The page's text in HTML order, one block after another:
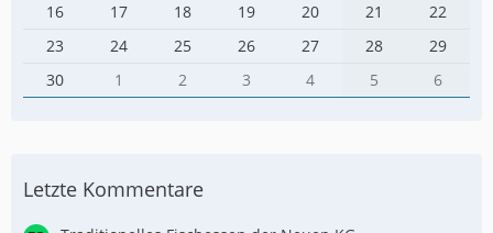
16
17 18 19 20 21
22
23
24 25 26 27 28
29
30
1 2 3 4 5 6
Letzte Kommentare